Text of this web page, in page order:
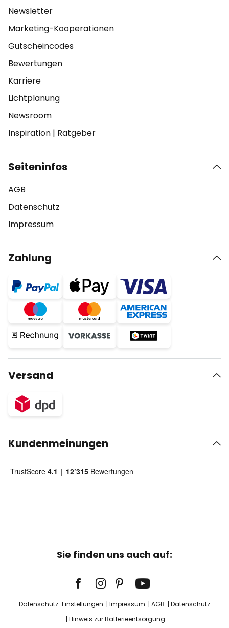
Newsletter
Marketing-Kooperationen
Gutscheincodes
Bewertungen
Karriere
Lichtplanung
Newsroom
Inspiration | Ratgeber
Seiteninfos
AGB
Datenschutz
Impressum
Zahlung
Versand
Kundenmeinungen
Sie finden uns auch auf:
Datenschutz-Einstellungen Impressum AGB
Datenschutz
Hinweis zur Batterieentsorgung